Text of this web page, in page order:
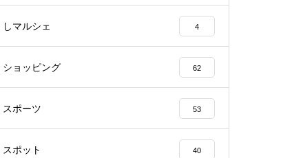
島原半島の小さな商店街特集／
しマルシェ 4
ショッピング 62
スポーツ 53
スポット 40